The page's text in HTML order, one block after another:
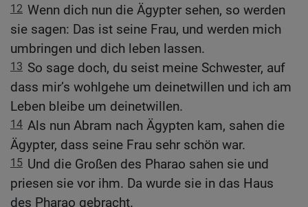
12 Wenn dich nun die Ägypter sehen, so werden
sie sagen: Das ist seine Frau, und werden mich
umbringen und dich leben lassen.
13 So sage doch, du seist meine Schwester, auf
dass mir’s wohlgehe um deinetwillen und ich am
Leben bleibe um deinetwillen.
14 Als nun Abram nach Ägypten kam, sahen die
Ägypter, dass seine Frau sehr schön war.
15 Und die Großen des Pharao sahen sie und
priesen sie vor ihm. Da wurde sie in das Haus
des Pharao gebracht.